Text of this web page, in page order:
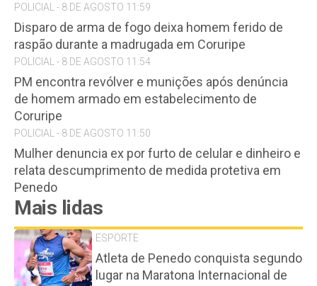
POLICIAL - 8 DE AGOSTO 11:59
Disparo de arma de fogo deixa homem ferido de
raspão durante a madrugada em Coruripe
POLICIAL - 8 DE AGOSTO 11:54
PM encontra revólver e munições após denúncia
de homem armado em estabelecimento de
Coruripe
POLICIAL - 8 DE AGOSTO 11:50
Mulher denuncia ex por furto de celular e dinheiro e
relata descumprimento de medida protetiva em
Penedo
Mais lidas
ESPORTE
Atleta de Penedo conquista segundo
lugar na Maratona Internacional de